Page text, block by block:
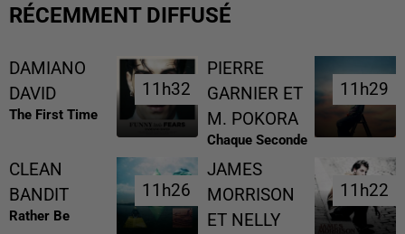
RÉCEMMENT DIFFUSÉ
DAMIANO
DAVID
The First Time
11h32
11h32
PIERRE
GARNIER ET
M. POKORA
Chaque Seconde
11h29
11h29
CLEAN
BANDIT
Rather Be
11h26
11h26
JAMES
MORRISON
ET NELLY
11h22
11h22